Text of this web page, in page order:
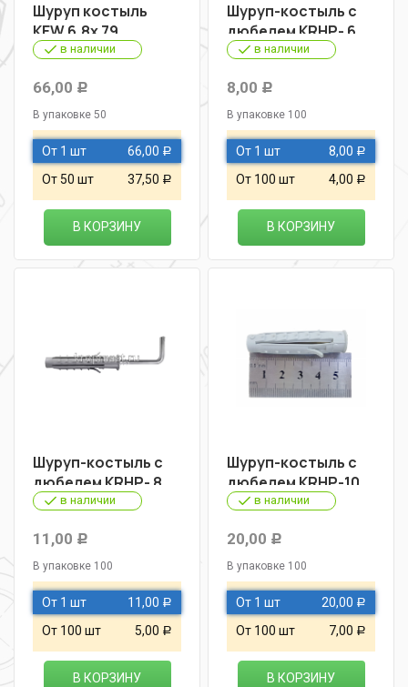
Шуруп костыль
KEW 6,8х 79
в наличии
66,00 Р
В упаковке 50
От 1 шт 66,00 Р
От 50 шт 37,50 Р
В КОРЗИНУ
Шуруп-костыль с
дюбелем KRHР- 6
в наличии
8,00 Р
В упаковке 100
От 1 шт 8,00 Р
От 100 шт 4,00 Р
В КОРЗИНУ
Шуруп-костыль с
дюбелем KRHР- 8
в наличии
11,00 Р
В упаковке 100
От 1 шт 11,00 Р
От 100 шт 5,00 Р
В КОРЗИНУ
Шуруп-костыль с
дюбелем KRHР-10
в наличии
20,00 Р
В упаковке 100
От 1 шт 20,00 Р
От 100 шт 7,00 Р
В КОРЗИНУ